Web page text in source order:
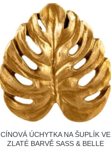
CÍNOVÁ ÚCHYTKA NA ŠUPLÍK VE
ZLATÉ BARVĚ SASS & BELLE